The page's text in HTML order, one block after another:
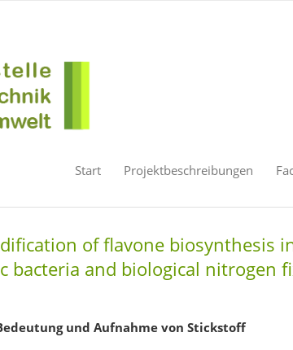
Start Projektbeschreibungen
of flavone biosynthesis
bacteria and biological nitrogen
und Aufnahme von Stickstoff